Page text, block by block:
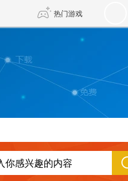
热门游戏
DNF 传奇4
诛仙世界 新仙侠5